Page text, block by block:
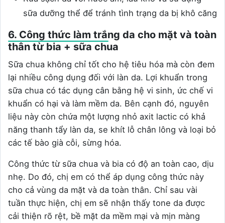
sữa dưỡng thể để tránh tình trạng da bị khô căng
6. Công thức làm trắng da cho mặt và toàn
thân từ bia + sữa chua
Sữa chua không chỉ tốt cho hệ tiêu hóa mà còn đem
lại nhiều công dụng đối với làn da. Lợi khuẩn trong
sữa chua có tác dụng cân bằng hệ vi sinh, ức chế vi
khuẩn có hại và làm mềm da. Bên cạnh đó, nguyên
liệu này còn chứa một lượng nhỏ axit lactic có khả
năng thanh tẩy làn da, se khít lỗ chân lông và loại bỏ
các tế bào già cỗi, sừng hóa.
Công thức từ sữa chua và bia có độ an toàn cao, dịu
nhẹ. Do đó, chị em có thể áp dụng công thức này
cho cả vùng da mặt và da toàn thân. Chỉ sau vài
tuần thực hiện, chị em sẽ nhận thấy tone da được
cải thiện rõ rệt, bề mặt da mềm mại và mịn màng